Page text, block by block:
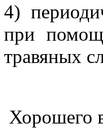
4)
при
травяных
Хорошего